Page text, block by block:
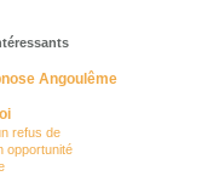
Angoulême
refus de
opportunité